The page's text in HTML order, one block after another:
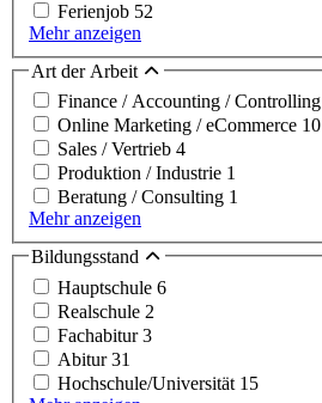
Ferienjob 52
Mehr anzeigen
Art der Arbeit
Finance / Accounting / Controlling
Online Marketing / eCommerce 10
Sales / Vertrieb 4
Produktion / Industrie 1
Beratung / Consulting 1
Mehr anzeigen
Bildungsstand
Hauptschule 6
Realschule 2
Fachabitur3
Abitur31
Hochschule/Universität 15